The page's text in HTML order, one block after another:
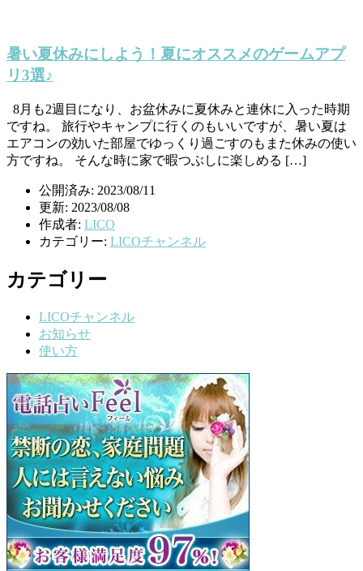
暑い夏休みにしよう！夏にオススメのゲームアプ
リ3選♪
8月も2週目になり、お盆休みに夏休みと連休に入った時期
ですね。 旅行やキャンプに行くのもいいですが、暑い夏は
エアコンの効いた部屋でゆっくり過ごすのもまた休みの使い
方ですね。 そんな時に家で暇つぶしに楽しめる […]
公開済み: 2023/08/11
更新: 2023/08/08
作成者: LICO
カテゴリー: LICOチャンネル
カテゴリー
LICOチャンネル
お知らせ
使い方